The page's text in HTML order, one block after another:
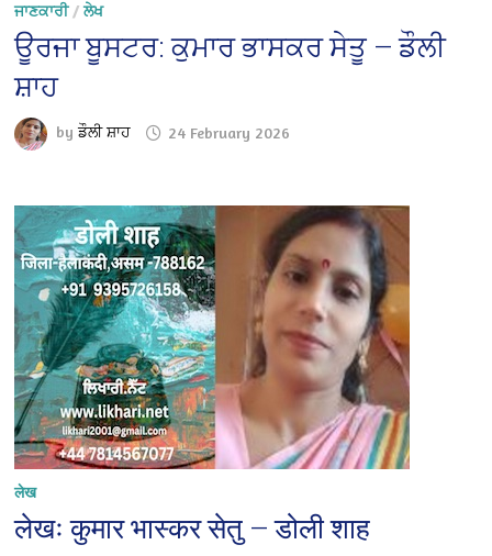
ਜਾਣਕਾਰੀ/ਲੇਖ
ਊਰਜਾ ਬੂਸਟਰ: ਕੁਮਾਰ ਭਾਸਕਰ ਸੇਤੂ — ਡੌਲੀ
ਸ਼ਾਹ
byਡੌਲੀ ਸ਼ਾਹ 24 February 2026
लेख
लेखः कुमार भास्कर सेतु — डोली शाह